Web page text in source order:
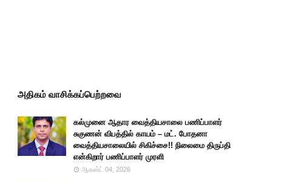
அதிகம் வாசிக்கப்பெற்றவை
கல்முனை ஆதார வைத்தியசாலை பணிப்பாளர்
சுகுணன் விபத்தில் காயம் – மட். போதனா
வைத்தியசாலையில் சிகிச்சை!! நிலைமை திருப்தி
என்கிறார் பணிப்பாளர் முரளி
ஆகஸ்ட் 04, 2026